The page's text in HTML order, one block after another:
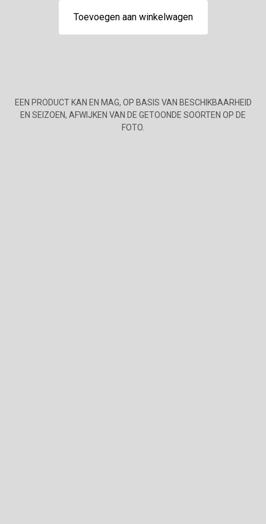
Toevoegen aan winkelwagen
EEN PRODUCT KAN EN MAG, OP BASIS VAN BESCHIKBAARHEID
EN SEIZOEN, AFWIJKEN VAN DE GETOONDE SOORTEN OP DE
FOTO.